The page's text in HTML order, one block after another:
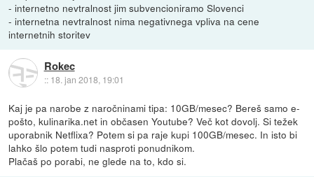
- internetno nevtralnost jim subvencioniramo Slovenci
- internetna nevtralnost nima negativnega vpliva na cene
internetnih storitev
Rokec
:: 18. jan 2018, 19:01
Kaj je pa narobe z naročninami tipa: 10GB/mesec? Bereš samo e-
pošto, kulinarika.net in občasen Youtube? Več kot dovolj. Si težek
uporabnik Netflixa? Potem si pa raje kupi 100GB/mesec. In isto bi
lahko šlo potem tudi nasproti ponudnikom.
Plačaš po porabi, ne glede na to, kdo si.